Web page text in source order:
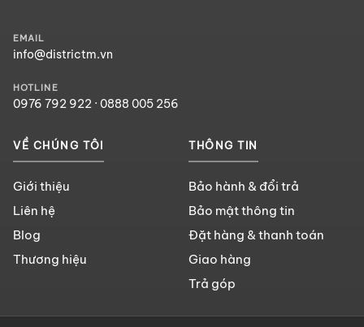
EMAIL
info@districtm.vn
HOTLINE
0976 792 922 · 0888 005 256
VỀ CHÚNG TÔI
Giới thiệu
Liên hệ
Blog
Thương hiệu
THÔNG TIN
Bảo hành & đổi trả
Bảo mật thông tin
Đặt hàng & thanh toán
Giao hàng
Trả góp